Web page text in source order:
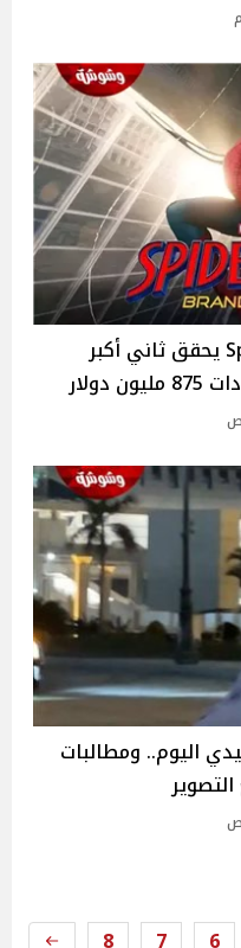
Spider-Man: Brand New Day يحقق ثاني أكبر
اليوم.. ومطالبات